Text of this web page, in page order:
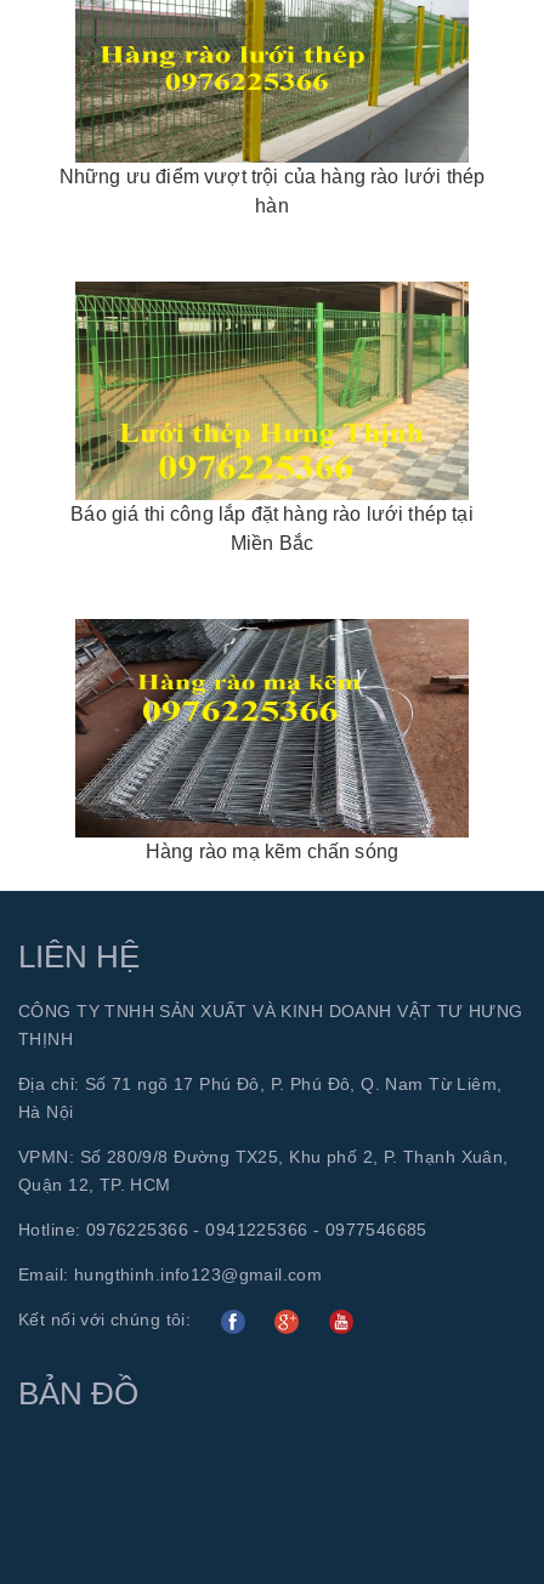
Những ưu điểm vượt trội của hàng rào lưới thép
hàn
Báo giá thi công lắp đặt hàng rào lưới thép tại
Miền Bắc
Hàng rào mạ kẽm chấn sóng
LIÊN HỆ
CÔNG TY TNHH SẢN XUẤT VÀ KINH DOANH VẬT TƯ HƯNG
THỊNH
Địa chỉ: Số 71 ngõ 17 Phú Đô, P. Phú Đô, Q. Nam Từ Liêm,
Hà Nội
VPMN: Số 280/9/8 Đường TX25, Khu phố 2, P. Thạnh Xuân,
Quận 12, TP. HCM
Hotline: 0976225366 - 0941225366 - 0977546685
Email: hungthinh.info123@gmail.com
Kết nối với chúng tôi:
BẢN ĐỒ